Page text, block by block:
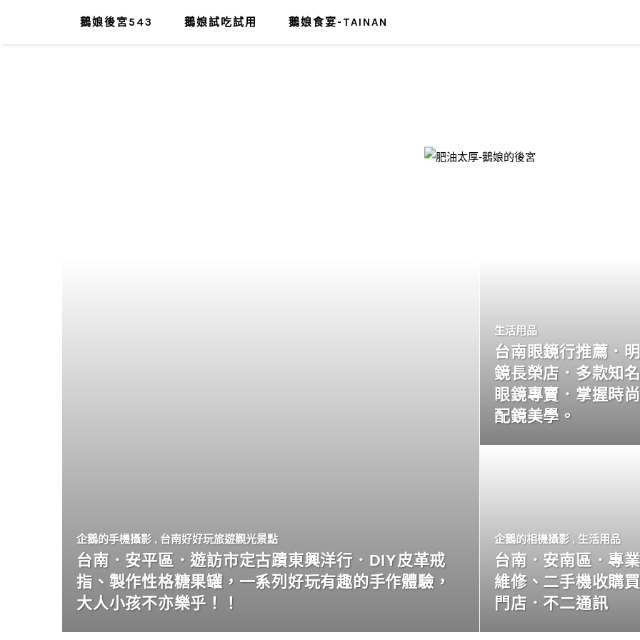
鵝娘後宮543 鵝娘試吃試用 鵝娘食宴-TAINAN
肥油太厚-鵝娘的後宮
企鵝的手機攝影 , 台南好好玩旅遊觀光景點
台南．安平區．遊訪市定古蹟東興洋行．DIY皮革戒
指、製作性格糖果罐，一系列好玩有趣的手作體驗，
大人小孩不亦樂乎！！
生活用品
台南眼鏡行推薦．
鏡長榮店．多款知
眼鏡專賣．掌握時
配鏡美學。
企鵝的相機攝影 , 生活用品
台南．安南區．專
維修、二手機收購
門店．不二通訊